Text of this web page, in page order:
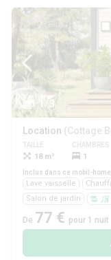
1/3
Location
TAILLE
18 m²
CHAMBRES
1
Inclus dans ce mobil-
Lave vaisselle
Salon de jardin
De 77 € pour 1 nuit